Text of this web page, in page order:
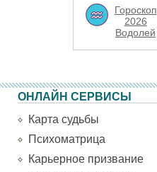
Гороскоп
2026
Водолей
ОНЛАЙН СЕРВИСЫ
Карта судьбы
Психоматрица
Карьерное призвание